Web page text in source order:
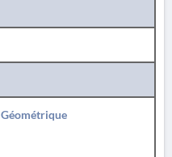
Géométrique